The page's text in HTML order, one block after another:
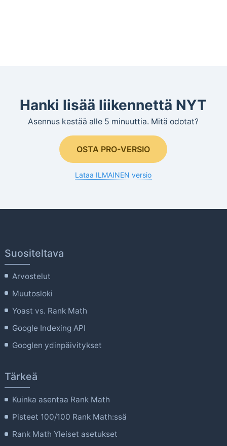
Hanki lisää liikennettä NYT
Asennus kestää alle 5 minuuttia. Mitä odotat?
OSTA PRO-VERSIO
Lataa ILMAINEN versio
Suositeltava
Arvostelut
Muutosloki
Yoast vs. Rank Math
Google Indexing API
Googlen ydinpäivitykset
Tärkeä
Kuinka asentaa Rank Math
Pisteet 100/100 Rank Math:ssä
Rank Math Yleiset asetukset